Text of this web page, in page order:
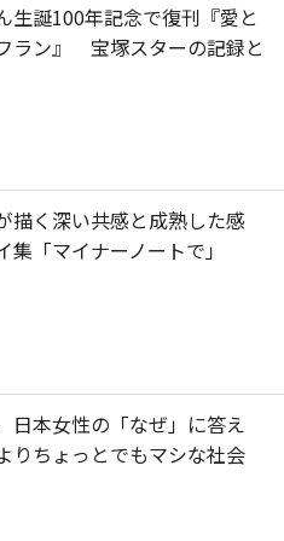
生誕100年記念で復刊『愛と
ラン』 宝塚スターの記録と
描く深い共感と成熟した感
「マイナーノートで」
日本女性の「なぜ」に答え
ちょっとでもマシな社会